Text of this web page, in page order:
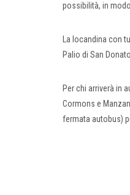
possibilità, in
La locandina con
Palio di San Donato
Per chi arriverà in
Cormons e
fermata autobus)